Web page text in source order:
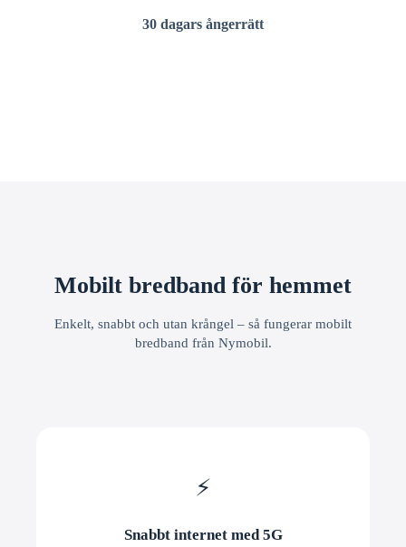
30 dagars ångerrätt
Mobilt bredband för hemmet
Enkelt, snabbt och utan krångel – så fungerar mobilt
bredband från Nymobil.
⚡
Snabbt internet med 5G